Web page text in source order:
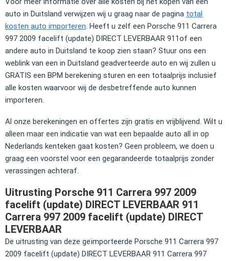
auto in Duitsland verwijzen wij u graag naar de pagina total
kosten auto importeren. Heeft u zelf een Porsche 911 Carrera
997 2009 facelift (update) DIRECT LEVERBAAR 911of een
andere auto in Duitsland te koop zien staan? Stuur ons een
weblink van een in Duitsland geadverteerde auto en wij zullen u
GRATIS een BPM berekening sturen en een totaalprijs inclusief
alle kosten waarvoor wij de desbetreffende auto kunnen
importeren.
Al onze berekeningen en offertes zijn gratis en vrijblijvend. Wilt u
alleen maar een indicatie van wat een bepaalde auto all in op
Nederlands kenteken gaat kosten? Geen probleem, we doen u
graag een voorstel voor een gegarandeerde totaalprijs zonder
verassingen achteraf.
Uitrusting Porsche 911 Carrera 997 2009
facelift (update) DIRECT LEVERBAAR 911
Carrera 997 2009 facelift (update) DIRECT
LEVERBAAR
De uitrusting van deze geïmporteerde Porsche 911 Carrera 997
2009 facelift (update) DIRECT LEVERBAAR 911 Carrera 997